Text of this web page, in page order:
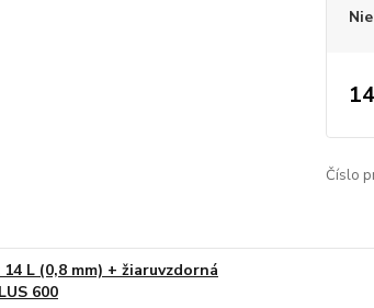
Číslo
L (0,8 mm) + žiaruvzdorná
600